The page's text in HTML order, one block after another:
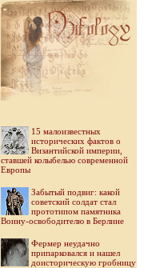
15 малоизвестных
исторических фактов о
Византийской империи,
ставшей колыбелью современной
Европы
Забытый подвиг: какой
советский солдат стал
прототипом памятника
Воину-освободителю в Берлине
Фермер неудачно
припарковался и нашел
доисторическую гробницу